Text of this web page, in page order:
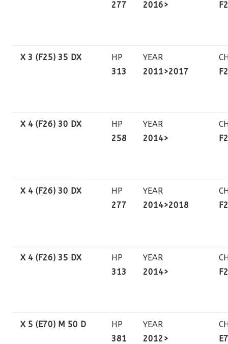
277 2016>
X 3 (F25) 35 DX
HP
313
YEAR
2011>2017
X 4 (F26) 30 DX
HP
258
YEAR
2014>
X 4 (F26) 30 DX
HP
277
YEAR
2014>2018
X 4 (F26) 35 DX
HP
313
YEAR
2014>
X 5 (E70) M 50 D
HP
381
YEAR
2012>